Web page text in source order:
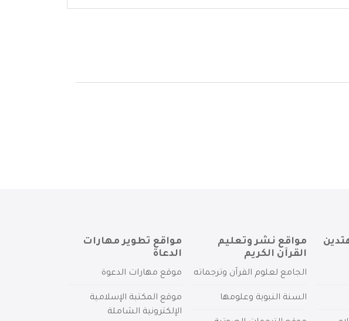
مواقع نشر وتعليم
القرآن الكريم
الجامع لعلوم القرآن وترجماته
السنة النبوية وعلومها
مواقع تطوير مهارات
الدعاة
موقع مهارات الدعوة
موقع المكتبة الإسلامية
الإلكترونية الشاملة